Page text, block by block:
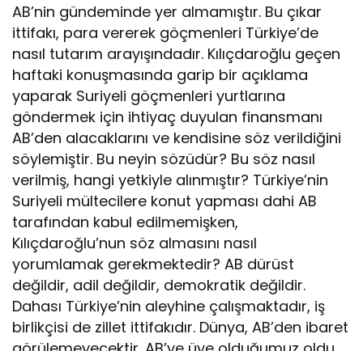
AB’nin gündeminde yer almamıştır. Bu çıkar
ittifakı, para vererek göçmenleri Türkiye’de
nasıl tutarım arayışındadır. Kılıçdaroğlu geçen
haftaki konuşmasında garip bir açıklama
yaparak Suriyeli göçmenleri yurtlarına
göndermek için ihtiyaç duyulan finansmanı
AB’den alacaklarını ve kendisine söz verildiğini
söylemiştir. Bu neyin sözüdür? Bu söz nasıl
verilmiş, hangi yetkiyle alınmıştır? Türkiye’nin
Suriyeli mültecilere konut yapması dahi AB
tarafından kabul edilmemişken,
Kılıçdaroğlu’nun söz almasını nasıl
yorumlamak gerekmektedir? AB dürüst
değildir, adil değildir, demokratik değildir.
Dahası Türkiye’nin aleyhine çalışmaktadır, iş
birlikçisi de zillet ittifakıdır. Dünya, AB’den ibaret